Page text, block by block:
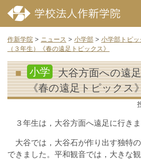
作新学院 > ニュース > 小学部 > 小学部トピッ
（３年生）《春の遠足トピックス》
小学
大谷方面への遠
《春の遠足トピックス
３年生は，大谷方面へ遠足に行きま
大谷では，大谷石が作り出す独特
できました。平和観音では，大きな